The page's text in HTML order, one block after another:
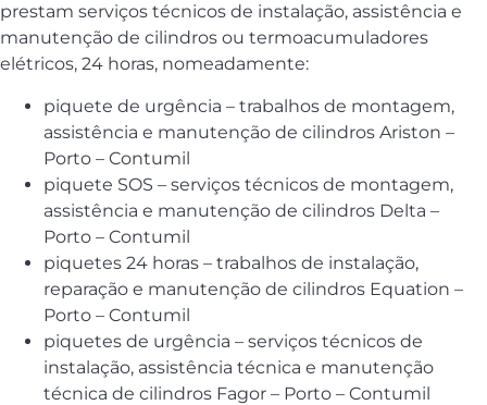
prestam serviços técnicos de instalação, assistência e
manutenção de cilindros ou termoacumuladores
elétricos, 24 horas, nomeadamente:
piquete de urgência – trabalhos de montagem,
assistência e manutenção de cilindros Ariston –
Porto – Contumil
piquete SOS – serviços técnicos de montagem,
assistência e manutenção de cilindros Delta –
Porto – Contumil
piquetes 24 horas – trabalhos de instalação,
reparação e manutenção de cilindros Equation –
Porto – Contumil
piquetes de urgência – serviços técnicos de
instalação, assistência técnica e manutenção
técnica de cilindros Fagor – Porto – Contumil